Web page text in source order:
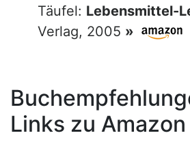
Täufel: Lebensmittel-
Verlag, 2005 »
Links zu Amazon